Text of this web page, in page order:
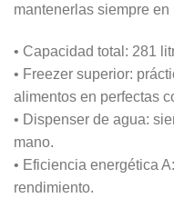
mantenerlas siempre
• Capacidad total: 281
• Freezer superior:
alimentos en perfectas
• Dispenser de agua:
mano.
• Eficiencia energética
rendimiento.